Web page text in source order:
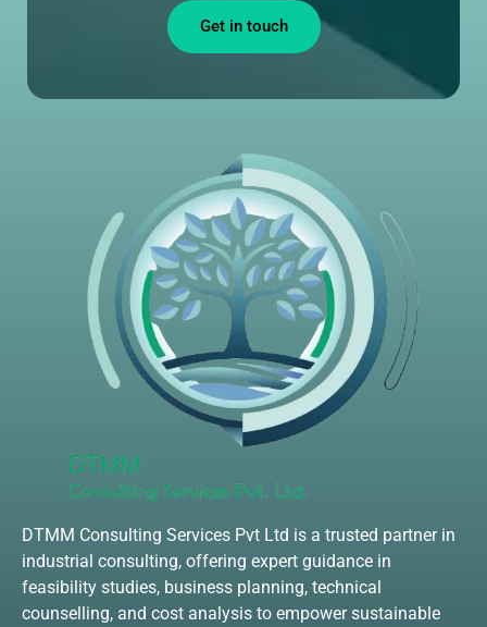
Get in touch
DTMM Consulting Services Pvt Ltd is a trusted partner in
industrial consulting, offering expert guidance in
feasibility studies, business planning, technical
counselling, and cost analysis to empower sustainable